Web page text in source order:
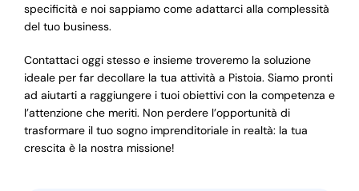
specificità e noi sappiamo come adattarci alla complessità
del tuo business.
Contattaci oggi stesso e insieme troveremo la soluzione
ideale per far decollare la tua attività a Pistoia. Siamo pronti
ad aiutarti a raggiungere i tuoi obiettivi con la competenza e
l’attenzione che meriti. Non perdere l’opportunità di
trasformare il tuo sogno imprenditoriale in realtà: la tua
crescita è la nostra missione!